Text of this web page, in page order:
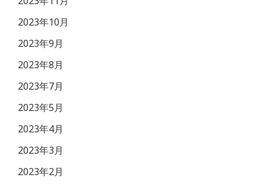
2023年10月
2023年9月
2023年8月
2023年7月
2023年5月
2023年4月
2023年3月
2023年2月